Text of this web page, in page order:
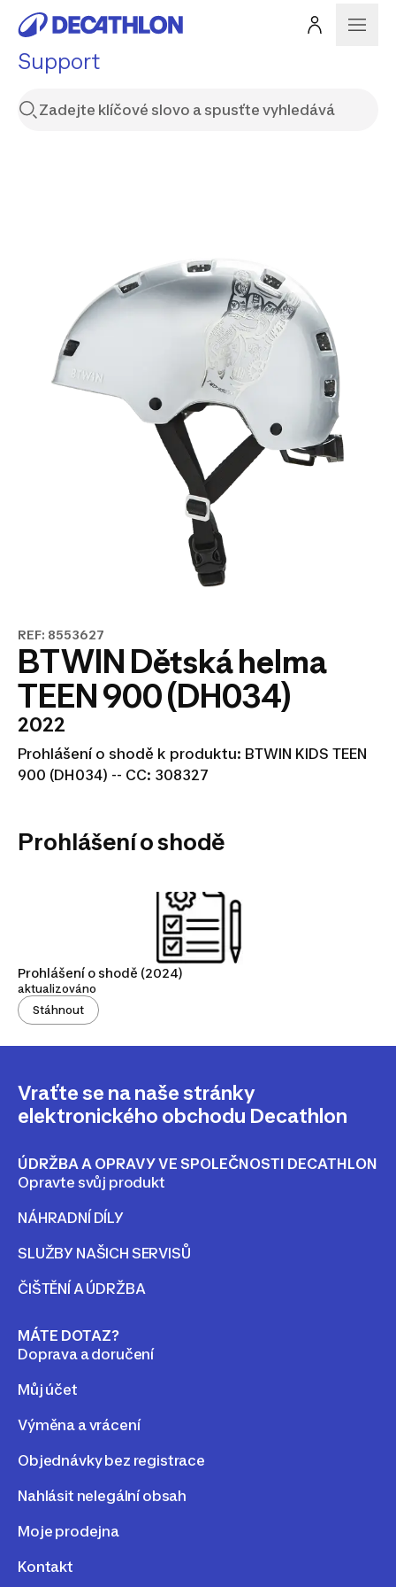
Support
REF: 8553627
BTWIN Dětská helma
TEEN 900 (DH034)
2022
Prohlášení o shodě k produktu: BTWIN KIDS TEEN
900 (DH034) -- CC: 308327
Prohlášení o shodě
Prohlášení o shodě (2024)
aktualizováno
Stáhnout
Vraťte se na naše stránky
elektronického obchodu Decathlon
ÚDRŽBA A OPRAVY VE SPOLEČNOSTI DECATHLON
Opravte svůj produkt
NÁHRADNÍ DÍLY
SLUŽBY NAŠICH SERVISŮ
ČIŠTĚNÍ A ÚDRŽBA
MÁTE DOTAZ?
Doprava a doručení
Můj účet
Výměna a vrácení
Objednávky bez registrace
Nahlásit nelegální obsah
Moje prodejna
Kontakt